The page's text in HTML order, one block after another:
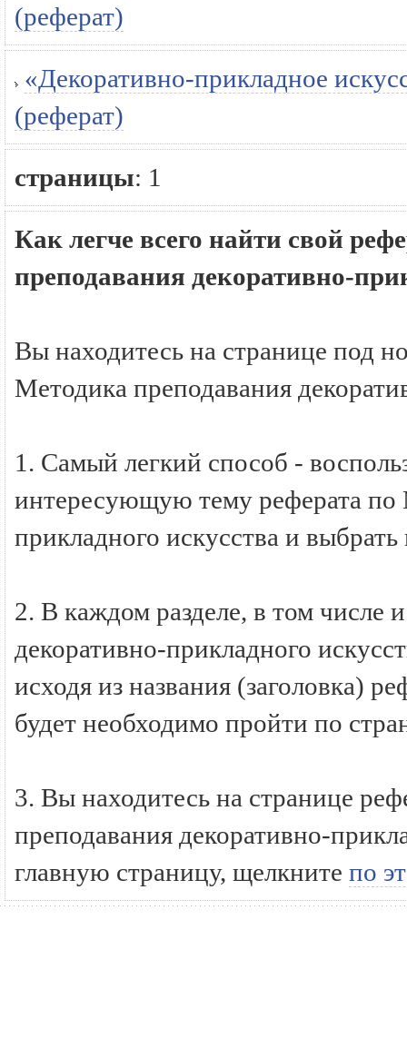
(реферат)
«Декоративно-прикладное
(реферат)
страницы: 1
Как легче всего найти свой
преподавания декоративно-
Вы находитесь на странице под
Методика преподавания
1. Самый легкий способ -
интересующую тему реферата по
прикладного искусства и
2. В каждом разделе, в том числе
декоративно-прикладного
исходя из названия (заголовка)
будет необходимо пройти по
3. Вы находитесь на странице
преподавания декоративно-
главную страницу, щелкните по